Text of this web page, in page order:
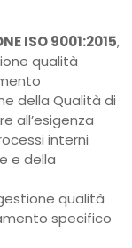
ISO 9001:2015,
qualità
della Qualità di
all’esigenza
interni
e della
qualità
specifico